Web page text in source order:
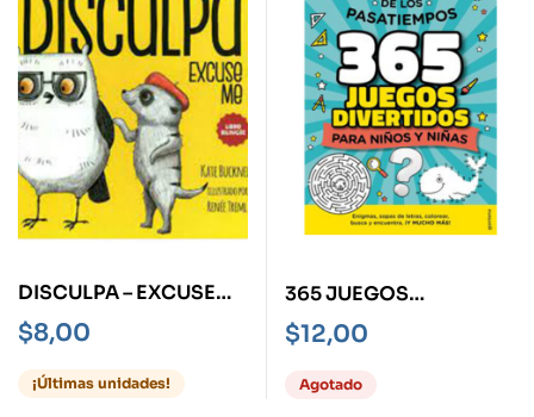
DISCULPA – EXCUSE
ME -LIBRO BILINGÜE-
$8,00
¡Últimas unidades!
365 JUEGOS
DIVERTIDOS PARA
NIÑOS Y NIÑAS -EL
GRAN LIBRO DE LOS
$12,00
Agotado